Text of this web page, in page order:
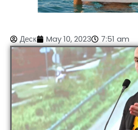
Деск May 10, 2023 7:51 am